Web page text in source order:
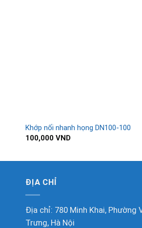
Khớp nối nhanh họng DN100-100
100,000 VND
ĐỊA CHỈ
Địa chỉ: 780 Minh Khai, Phường
Trưng, Hà Nội